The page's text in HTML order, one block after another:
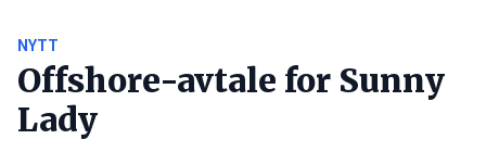
NYTT
Offshore-avtale for Sunny
Lady